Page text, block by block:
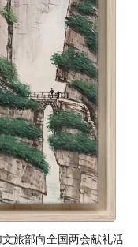
旅部向全国两会献礼活